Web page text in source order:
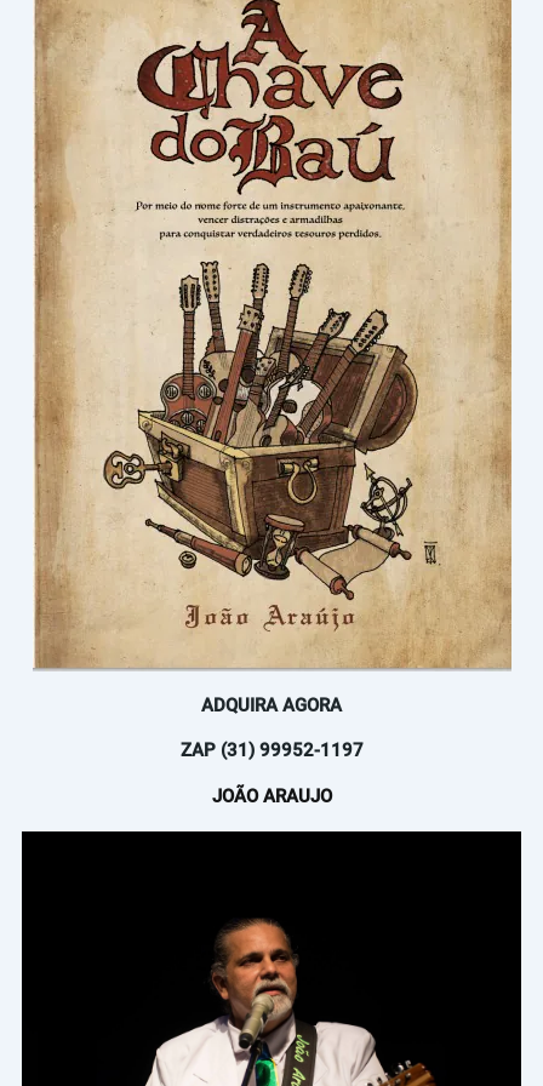
ADQUIRA AGORA
ZAP (31) 99952-1197
JOÃO ARAUJO